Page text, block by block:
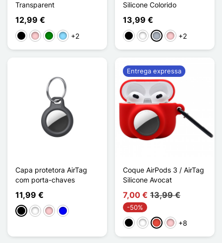
Transparent
12,99 €
PretoRosaVerdeAzul Claro
+2
Silicone Colorido
13,99 €
PretoBrancoCinzento
Rosa+2
Capa protetora AirTag
com porta-chaves
11,99 €
PretoBrancoRosaAzul
Coque AirPods 3 / AirTag
Silicone Avocat
7,00 € 13,99 €
-50%
PretoBrancoVermelho
Rosa+8
Entrega expressa